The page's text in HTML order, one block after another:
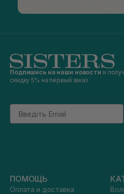
Подпишись на наши новости и
скидку 5% на первый заказ
Email
ПОМОЩЬ
Оплата и доставка